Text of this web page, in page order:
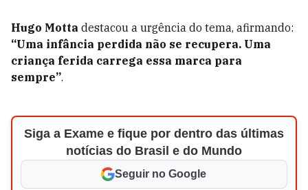
Hugo Motta destacou a urgência do tema, afirmando:
“Uma infância perdida não se recupera. Uma
criança ferida carrega essa marca para
sempre”.
Siga a Exame e fique por dentro das últimas
notícias do Brasil e do Mundo
Seguir no Google